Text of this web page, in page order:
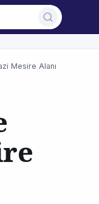
Mesire Alanı